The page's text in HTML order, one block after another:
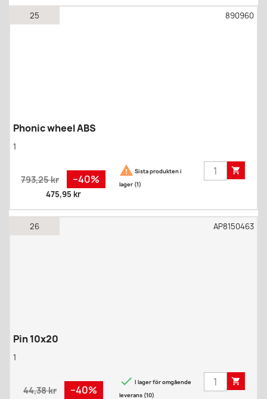
25 890960
Phonic wheel ABS
1
Regular
price
793,25 kr −40%
Pris
475,95 kr
 Sista produkten i
lager (1)

26 AP8150463
Pin 10x20
1
Regular
44,38 kr −40%
 I lager för omgående
leverans (10)
